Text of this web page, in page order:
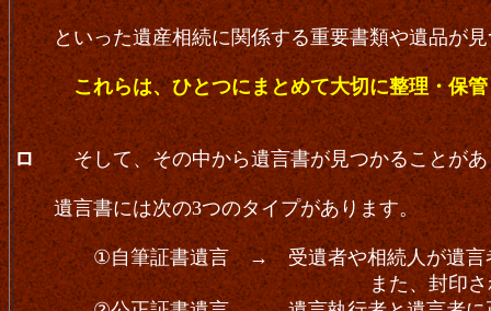
といった遺産相続に関係する重要書類や遺品が見
これらは、ひとつにまとめて大切に整理・保管
ロそして、その中から遺言書が見つかること
遺言書には次の3つのタイプがあります。
①自筆証書遺言 → 受遺者や相続人が遺言者か
また、封印されていなく